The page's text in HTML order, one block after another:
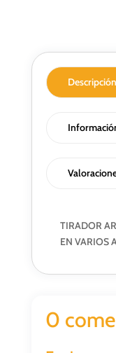
Descripción
TIRADOR
EN VARIOS
0